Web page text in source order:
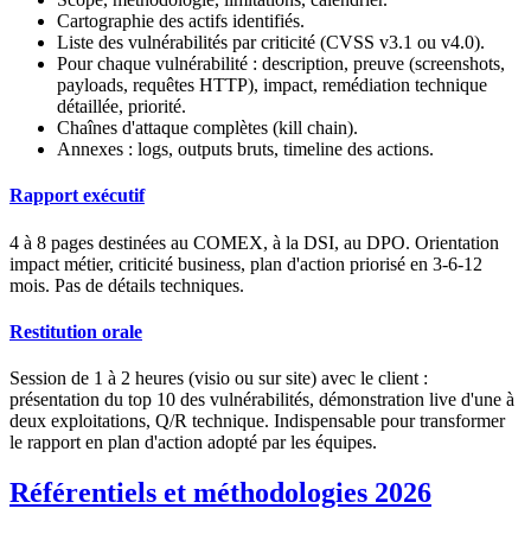
Cartographie des actifs identifiés.
Liste des vulnérabilités par criticité (CVSS v3.1 ou v4.0).
Pour chaque vulnérabilité : description, preuve (screenshots,
payloads, requêtes HTTP), impact, remédiation technique
détaillée, priorité.
Chaînes d'attaque complètes (kill chain).
Annexes : logs, outputs bruts, timeline des actions.
Rapport exécutif
4 à 8 pages destinées au COMEX, à la DSI, au DPO. Orientation
impact métier, criticité business, plan d'action priorisé en 3-6-12
mois. Pas de détails techniques.
Restitution orale
Session de 1 à 2 heures (visio ou sur site) avec le client :
présentation du top 10 des vulnérabilités, démonstration live d'une à
deux exploitations, Q/R technique. Indispensable pour transformer
le rapport en plan d'action adopté par les équipes.
Référentiels et méthodologies 2026